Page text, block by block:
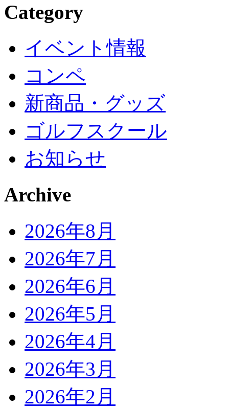
Category
イベント情報
コンペ
新商品・グッズ
ゴルフスクール
お知らせ
Archive
2026年8月
2026年7月
2026年6月
2026年5月
2026年4月
2026年3月
2026年2月